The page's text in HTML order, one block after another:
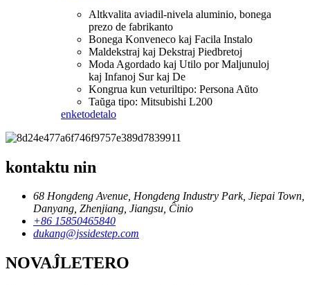
Altkvalita aviadil-nivela aluminio, bonega
prezo de fabrikanto
Bonega Konveneco kaj Facila Instalo
Maldekstraj kaj Dekstraj Piedbretoj
Moda Agordado kaj Utilo por Maljunuloj
kaj Infanoj Sur kaj De
Kongrua kun veturiltipo: Persona Aŭto
Taŭga tipo: Mitsubishi L200
enketodetalo
kontaktu nin
68 Hongdeng Avenue, Hongdeng Industry Park, Jiepai Town,
Danyang, Zhenjiang, Jiangsu, Ĉinio
+86 15850465840
dukang@jssidestep.com
NOVAĴLETERO